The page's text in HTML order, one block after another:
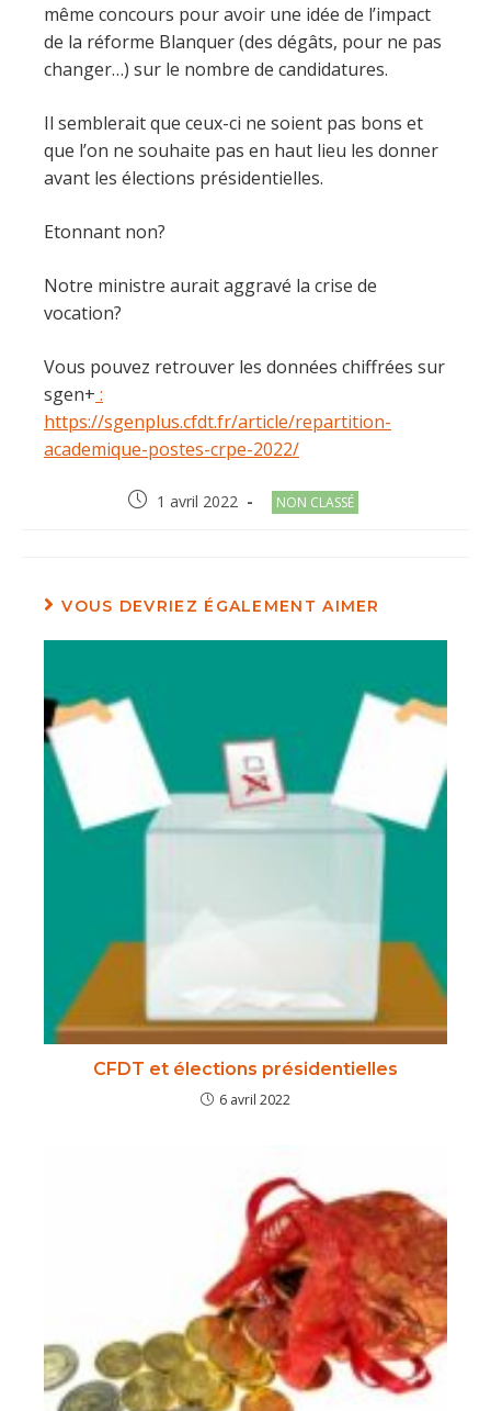
même concours pour avoir une idée de l’impact
de la réforme Blanquer (des dégâts, pour ne pas
changer…) sur le nombre de candidatures.
Il semblerait que ceux-ci ne soient pas bons et
que l’on ne souhaite pas en haut lieu les donner
avant les élections présidentielles.
Etonnant non?
Notre ministre aurait aggravé la crise de
vocation?
Vous pouvez retrouver les données chiffrées sur
sgen+ :
https://sgenplus.cfdt.fr/article/repartition-
academique-postes-crpe-2022/
Post1 avril 2022
Post
NON CLASSÉ
VOUS DEVRIEZ ÉGALEMENT AIMER
CFDT et élections présidentielles
6 avril 2022